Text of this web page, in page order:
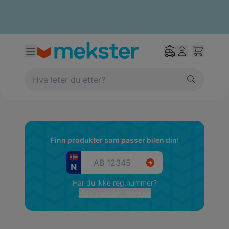
Finn produkter som passer bilen din!
Har du ikke reg.nummer?